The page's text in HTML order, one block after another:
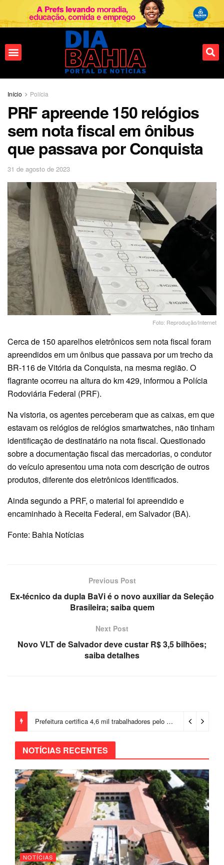
Início Polícia
PRF apreende 150 relógios
sem nota fiscal em ônibus
que passava por Conquista
31 de agosto de 2023
Foto: Reprodução/Internet
Cerca de 150 aparelhos eletrônicos sem nota fiscal foram
apreendidos em um ônibus que passava por um trecho da
BR-116 de Vitória da Conquista, na mesma região. O
flagrante ocorreu na altura do km 429, informou a Polícia
Rodoviária Federal (PRF).
Na vistoria, os agentes perceberam que as caixas, em que
estavam os relógios de relógios smartwatches, não tinham
identificação de destinatário na nota fiscal. Questionado
sobre a documentação fiscal das mercadorias, o condutor
do veículo apresentou uma nota com descrição de outros
produtos, diferente dos eletrônicos identificados.
Ainda segundo a PRF, o material foi apreendido e
encaminhado à Receita Federal, em Salvador (BA).
Fonte: Bahia Notícias
Previous Post
Ex-técnico da dupla BaVi é o novo auxiliar da Seleção
Brasileira; saiba quem
Next Post
Novo VLT de Salvador deve custar R$ 3,5 bilhões;
saiba detalhes
Prefeitura certifica 4,6 mil trabalhadores pelo programa Treinar para Empregar e realiza Feirão de Empregabilidade
NOTÍCIAS RECENTES
NOTÍCIAS